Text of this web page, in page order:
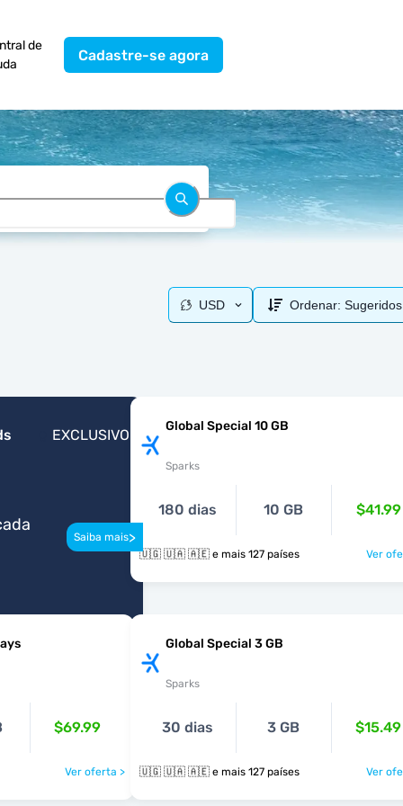
de
Cadastre-se agora
USD Ordenar: Sugeridos
EXCLUSIVO
Saiba mais>
Global Special 10 GB
Sparks
180 dias 10 GB $41.99
🇺🇬 🇺🇦 🇦🇪 e mais 127 países Ver
$69.99
Ver oferta >
Global Special 3 GB
Sparks
30 dias 3 GB $15.49
🇺🇬 🇺🇦 🇦🇪 e mais 127 países Ver